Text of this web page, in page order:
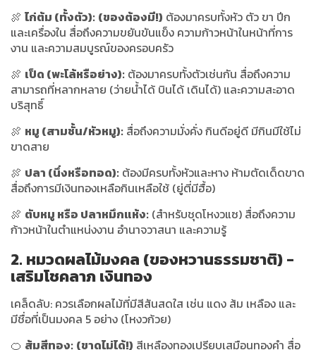
🍖 ไก่ต้ม (ทั้งตัว): (ของต้องมี!) ต้องมาครบทั้งหัว ตัว ขา ปีก
และเครื่องใน สื่อถึงความขยันขันแข็ง ความก้าวหน้าในหน้าที่การ
งาน และความสมบูรณ์ของครอบครัว
🍖 เป็ด (พะโล้หรือย่าง): ต้องมาครบทั้งตัวเช่นกัน สื่อถึงความ
สามารถที่หลากหลาย (ว่ายน้ำได้ บินได้ เดินได้) และความสะอาด
บริสุทธิ์
🍖 หมู (สามชั้น/หัวหมู): สื่อถึงความมั่งคั่ง กินดีอยู่ดี มีกินมีใช้ไม่
ขาดสาย
🍖 ปลา (นึ่งหรือทอด): ต้องมีครบทั้งหัวและหาง ห้ามตัดเด็ดขาด
สื่อถึงการมีเงินทองเหลือกินเหลือใช้ (ยู่ตี่มีฮื้อ)
🍖 ตับหมู หรือ ปลาหมึกแห้ง: (สำหรับชุดโหงวแซ) สื่อถึงความ
ก้าวหน้าในตำแหน่งงาน อำนาจวาสนา และความรู้
2. หมวดผลไม้มงคล (ของหวานธรรมชาติ) -
เสริมโชคลาภ เงินทอง
เคล็ดลับ: ควรเลือกผลไม้ที่มีสีสันสดใส เช่น แดง ส้ม เหลือง และ
มีชื่อที่เป็นมงคล 5 อย่าง (โหงวก้วย)
🍊 ส้มสีทอง: (ขาดไม่ได้!) สีเหลืองทองเปรียบเสมือนทองคำ สื่อ